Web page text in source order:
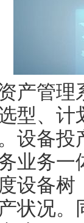
产管理
型、计
设备投
业务一
设备树
状况。